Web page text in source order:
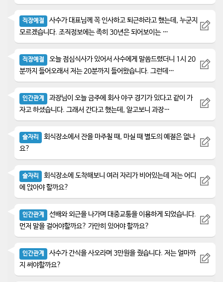
직장예절
사수가 대표님께 꼭 인사하고 퇴근하라고 했는데, 누군지
모르겠습니다. 조직정보에는 족히 30년은 되어보이는 …
직장예절
오늘 점심식사가 있어서 사수에게 말씀드렸더니 1시 20
분까지 들어오래서 저는 20분까지 들어왔습니다. 그런데…
인간관계
과장님이 오늘 금주에 회사 야구 경기가 있다고 같이 가
자고 하셨습니다. 그래서 간다고 했는데, 알고보니 과장…
술자리
회식장소에서 잔을 마주칠 때, 마실 때 별도의 예절은 없나
요?
술자리
회식장소에 도착해보니 여러 자리가 비어있는데 저는 어디
에 앉아야 할까요?
인간관계
선배와 외근을 나가며 대중교통을 이용하게 되었습니다.
먼저 말을 걸어야할까요? 가만히 있어야 할까요?
인간관계
사수가 간식을 사오라며 3만원을 줬습니다. 저는 얼마까
지 써야할까요?